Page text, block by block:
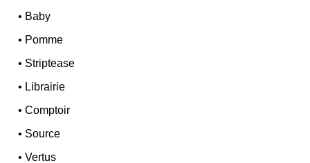
• Baby
• Pomme
• Striptease
• Librairie
•Comptoir
• Source
•Vertus